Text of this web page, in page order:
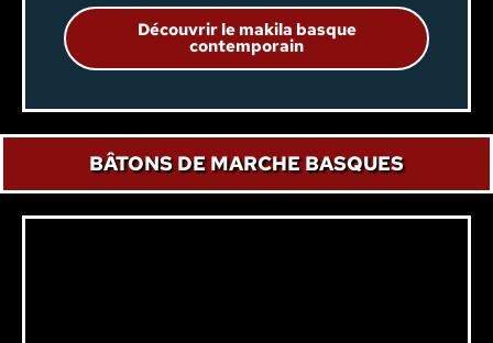
Découvrir le makila basque
contemporain
BÂTONS DE MARCHE BASQUES